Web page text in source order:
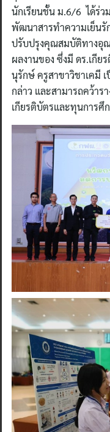
นักเรียนชั้น ม.6/6 ได้ร่ว
พัฒนาสารทำความเย็นรั
ปรับปรุงคุณสมบัติทางอุ
ผลงานของ ซึ่งมี ดร.เกี
นุรักษ์ ครูสาขาวิชาเคมี
กล่าว และสามารถคว้าร
เกียรติบัตรและทุนการศึ